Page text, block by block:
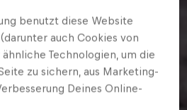
benutzt diese Website
auch Cookies von
Technologien, um die
zu sichern, aus Marketing-
Deines Online-